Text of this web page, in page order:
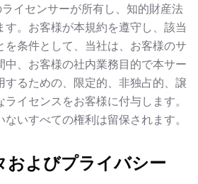
イセンサーが所有し、知的財産法
す。お客様が本規約を遵守し、該当
を条件として、当社は、お客様のサ
中、お客様の社内業務目的で本サー
するための、限定的、非独占的、譲
イセンスをお客様に付与します。
いすべての権利は留保されます。
およびプライバシー